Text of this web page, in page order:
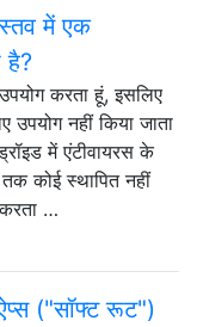
में एक
है?
करता हूं, इसलिए
नहीं किया जाता
में एंटीवायरस के
कोई स्थापित नहीं
…
("सॉफ्ट रूट")